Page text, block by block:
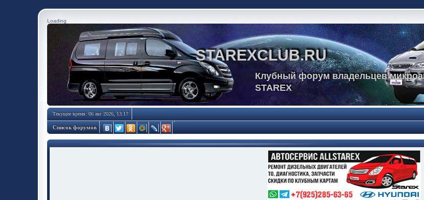
Loading
STAREXCLUB.RU
Клубный форум владельцев
STAREX
Текущее время: 06 авг 2026, 13:17
Список форумов